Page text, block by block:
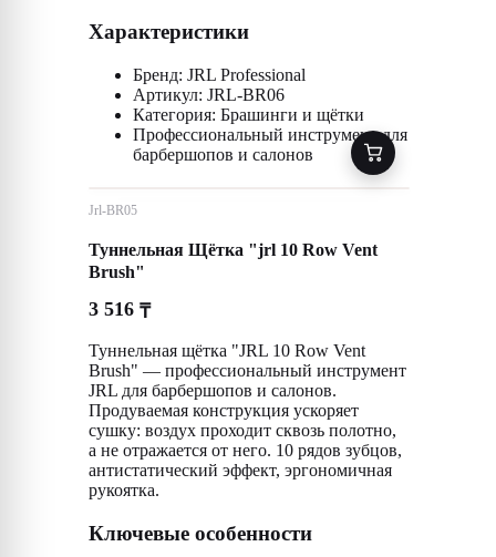
Характеристики
Бренд: JRL Professional
Артикул: JRL-BR06
Категория: Брашинги и щётки
Профессиональный инструмент для
барбершопов и салонов
Jrl-BR05
Туннельная Щётка "jrl 10 Row Vent
Brush"
3 516 ₸
Туннельная щётка "JRL 10 Row Vent
Brush" — профессиональный инструмент
JRL для барбершопов и салонов.
Продуваемая конструкция ускоряет
сушку: воздух проходит сквозь полотно,
а не отражается от него. 10 рядов зубцов,
антистатический эффект, эргономичная
рукоятка.
Ключевые особенности